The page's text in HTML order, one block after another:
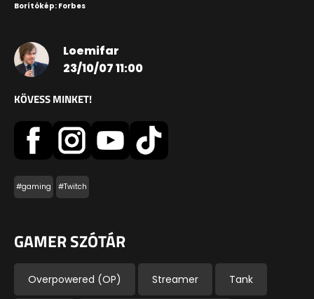
Borítókép: Forbes
Loemifar
23/10/07 11:00
KÖVESS MINKET!
#gaming #Twitch
GAMER SZÓTÁR
Overpowered (OP) Streamer Tank